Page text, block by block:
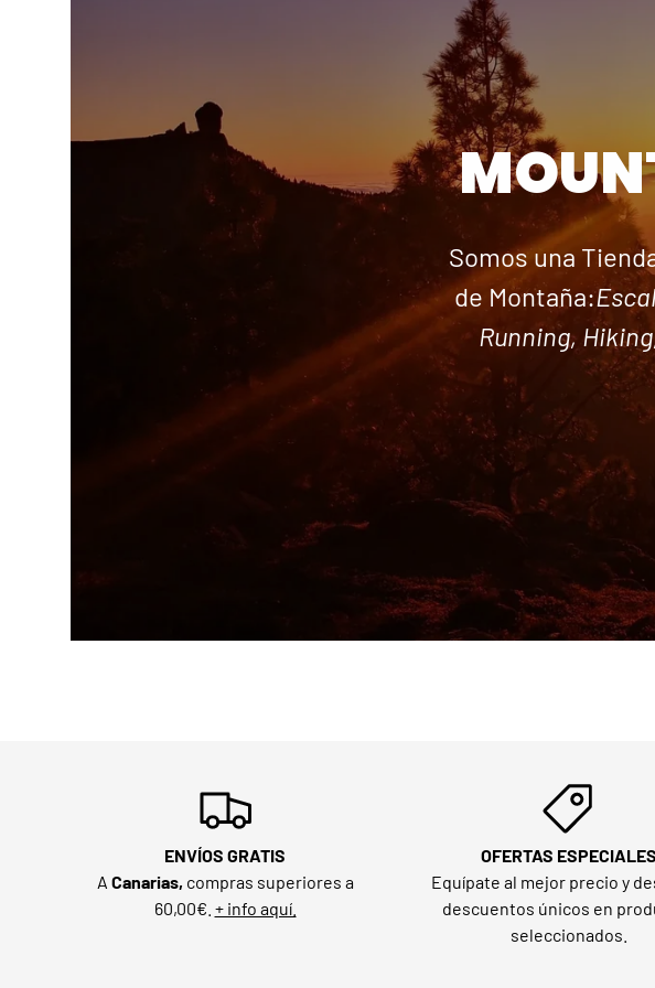
Somos una
de Montaña:
Running,
ENVÍOS GRATIS
A Canarias, compras superiores a
60,00€. + info aquí.
OFERTAS ESPECIALES
Equípate al mejor precio y
descuentos únicos en
seleccionados.